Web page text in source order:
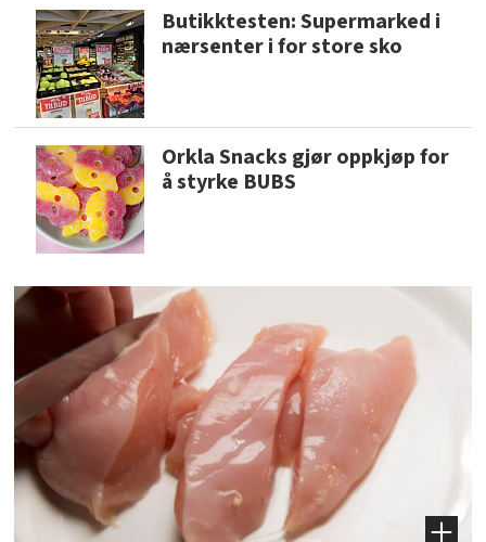
Butikktesten: Supermarked i
nærsenter i for store sko
Orkla Snacks gjør oppkjøp for
å styrke BUBS